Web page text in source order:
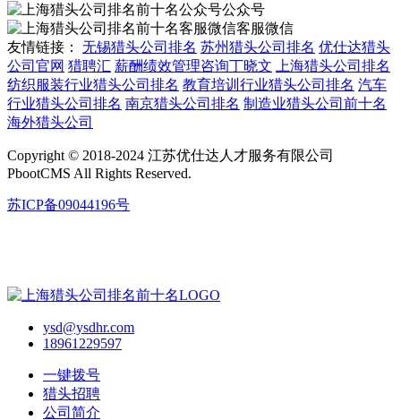
公众号
客服微信
友情链接： 无锡猎头公司排名 苏州猎头公司排名 优仕达猎头
公司官网 猎聘汇 薪酬绩效管理咨询丁晓文
上海猎头公司排名
纺织服装行业猎头公司排名 教育培训行业猎头公司排名 汽车
行业猎头公司排名 南京猎头公司排名 制造业猎头公司前十名
海外猎头公司
Copyright © 2018-2024 江苏优仕达人才服务有限公司
PbootCMS All Rights Reserved.
苏ICP备09044196号
ysd@ysdhr.com
18961229597
一键拨号
猎头招聘
公司简介